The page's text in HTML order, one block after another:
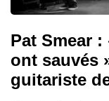
Pat Smear
ont sauvés
guitariste